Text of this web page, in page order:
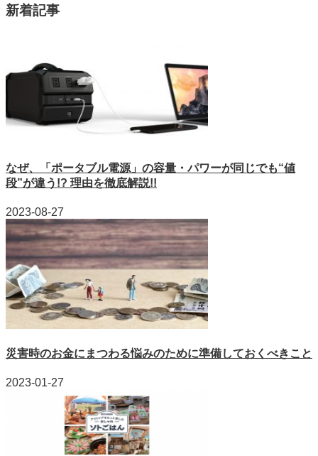
新着記事
なぜ、「ポータブル電源」の容量・パワーが同じでも“値
段”が違う!? 理由を徹底解説!!
2023-08-27
災害時のお金にまつわる悩みのために準備しておくべきこと
2023-01-27